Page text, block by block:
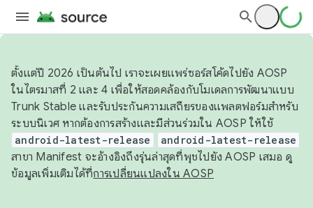
ตั้งแต่ปี 2026 เป็นต้นไป เราจะเผยแพร่ซอร์สโค้ดไปยัง AOSP
ในไตรมาสที่ 2 และ 4 เพื่อให้สอดคล้องกับโมเดลการพัฒนาแบบ
Trunk Stable และรับประกันความเสถียรของแพลตฟอร์มสำหรับ
ระบบนิเวศ หากต้องการสร้างและมีส่วนร่วมใน AOSP ให้ใช้
android-latest-release android-latest-release
สาขา Manifest จะอ้างอิงถึงรุ่นล่าสุดที่พุชไปยัง AOSP เสมอ ดู
ข้อมูลเพิ่มเติมได้ที่การเปลี่ยนแปลงใน AOSP